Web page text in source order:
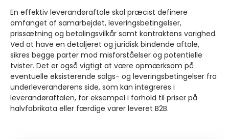
En effektiv leverandøraftale skal præcist definere
omfanget af samarbejdet, leveringsbetingelser,
prissætning og betalingsvilkår samt kontraktens varighed.
Ved at have en detaljeret og juridisk bindende aftale,
sikres begge parter mod misforståelser og potentielle
tvister. Det er også vigtigt at være opmærksom på
eventuelle eksisterende salgs- og leveringsbetingelser fra
underleverandørens side, som kan integreres i
leverandøraftalen, for eksempel i forhold til priser på
halvfabrikata eller færdige varer leveret B2B.